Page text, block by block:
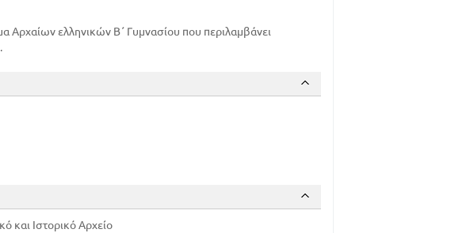
Αρχαίων ελληνικών Β΄ Γυμνασίου που περιλαμβάνει
και Ιστορικό Αρχείο